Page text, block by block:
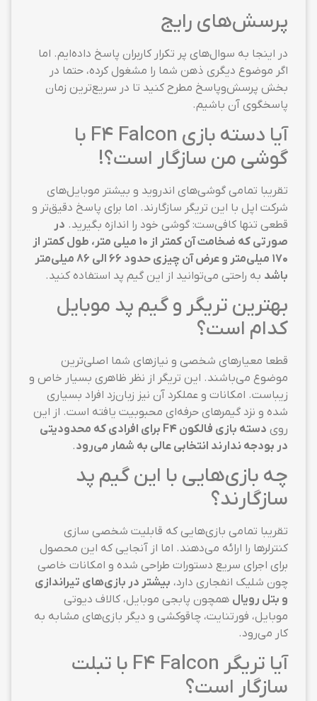
پرسش‌های رایج
در اینجا به سوال‌های پر تکرار کاربران پاسخ داده‌ایم. اما
اگر موضوع دیگری ذهن شما را مشغول کرده، حتما در
بخش پرسش‌وپاسخ مطرح کنید تا در سریع‌ترین زمان
پاسخگوی آن باشیم.
آیا دسته بازی F4 Falcon با
گوشی من سازگار است؟!
تقریبا تمامی گوشی‌های اندروید و بیشتر موبایل‌های
شرکت اپل با این تریگر سازگارند. اما برای پاسخ دقیق‌تر و
قطعی تنها کافی‌ست: گوشی خود را اندازه بگیرید. در
صورتی که ضخامت آن کمتر از ۱۰ میلی متر، طول کمتر از
۱۷۰ میلی‌متر و عرض آن چیزی حدود ۶۶ الی ۸۶ میلی‌متر
باشد به راحتی می‌توانید از این گیم پد استفاده کنید.
بهترین تریگر و گیم پد موبایل
کدام است؟
قطعا معیارهای شخصی و نیازهای شما اصلی‌ترین
موضوع می‌باشند. این تریگر از نظر ظاهری بسیار خاص و
زیباست. امکانات و عملکرد آن نیز زبان‌زد افراد بسیاری
شده و نزد گیمرهای حرفه‌ای محبوبیت یافته است. از این
روی
دسته بازی فالکون F4 برای افرادی که محدودیتی
در بودجه ندارند انتخابی عالی به شمار می‌رود.
چه بازی‌هایی با این گیم پد
سازگارند؟
تقریبا تمامی بازی‌هایی که قابلیت شخصی سازی
کنترلرها را ارائه می‌دهند. اما از آنجایی که این محصول
برای اجرای سریع دستورات طراحی شده و امکانات خاصی
چون شلیک انفجاری دارد، بیشتر در بازی‌های تیراندازی
و بتل رویال همچون پابجی موبایل، کالاف دیوتی
موبایل، فورتنایت، چاقوکشی و دیگر بازی‌های مشابه به
کار می‌رود.
آیا تریگر F4 Falcon با تبلت
سازگار است؟